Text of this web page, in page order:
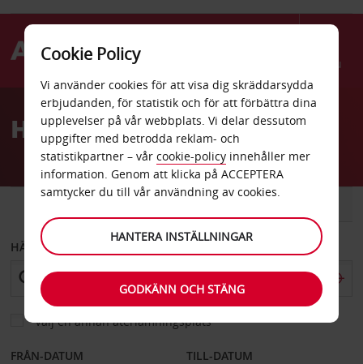
Menu
AvisHyrbil Lilleström stad
BIL
HÄMTA FRÅN
Välj en annan återlämningsplats
FRÅN-DATUM TILL-DATUM
Cookie Policy
Vi använder cookies för att visa dig skräddarsydda
erbjudanden, för statistik och för att förbättra dina
upplevelser på vår webbplats. Vi delar dessutom
uppgifter med betrodda reklam- och
statistikpartner – vår cookie-policy innehåller mer
information. Genom att klicka på ACCEPTERA
samtycker du till vår användning av cookies.
HANTERA INSTÄLLNINGAR
GODKÄNN OCH STÄNG